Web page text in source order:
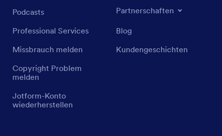
Podcasts
Professional Services
Missbrauch melden
Copyright Problem
melden
Jotform-Konto
wiederherstellen
Partnerschaften
Blog
Kundengeschichten